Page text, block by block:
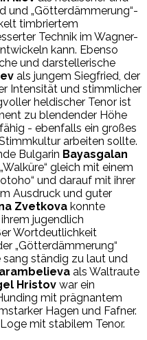
und „Götterdämmerung“-
timbriertem
Technik im Wagner-
kann. Ebenso
und darstellerische
als jungem Siegfried, der
Intensität und stimmlicher
heldischer Tenor ist
zu blendender Höhe
- ebenfalls ein großes
arbeiten sollte.
Bulgarin Bayasgalan
gleich mit einem
und darauf mit ihrer
Ausdruck und guter
Zvetkova konnte
jugendlich
Wortdeutlichkeit
„Götterdämmerung“
sang ständig zu laut und
als Waltraute
Hristov war ein
mit prägnantem
Hagen und Fafner.
mit stabilem Tenor.